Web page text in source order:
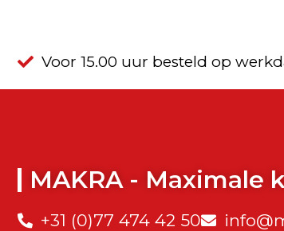
Voor 15.00 uur besteld op
MAKRA - Maximale
+31 (0)77 474 42 50